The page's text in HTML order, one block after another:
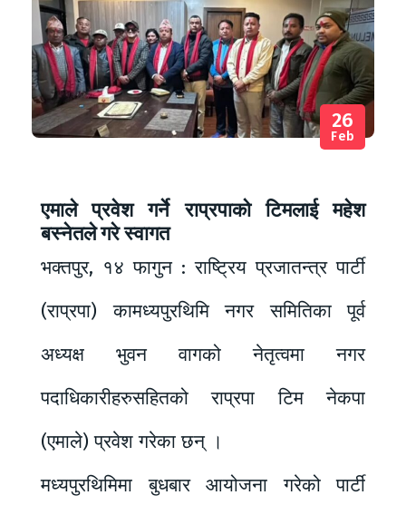
26
Feb
एमाले प्रवेश गर्ने राप्रपाको टिमलाई महेश
बस्नेतले गरे स्वागत
भक्तपुर, १४ फागुन : राष्ट्रिय प्रजातन्त्र पार्टी
(राप्रपा) कामध्यपुरथिमि नगर समितिका पूर्व
अध्यक्ष भुवन वागको नेतृत्वमा नगर
पदाधिकारीहरुसहितको राप्रपा टिम नेकपा
(एमाले) प्रवेश गरेका छन् ।
मध्यपुरथिमिमा बुधबार आयोजना गरेको पार्टी